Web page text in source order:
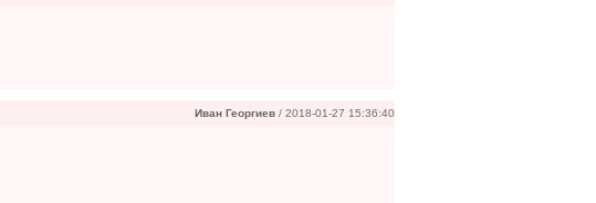
Иван Георгиев / 2018-01-27 15:36:40